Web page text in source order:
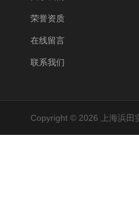
荣誉资质
在线留言
联系我们
Copyright © 2026 上海浜田